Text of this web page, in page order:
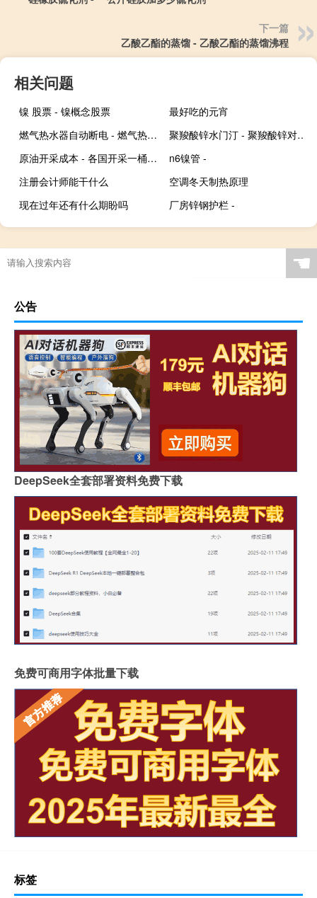
下一篇
乙酸乙酯的蒸馏 - 乙酸乙酯的蒸馏沸程
相关问题
镍 股票 - 镍概念股票
最好吃的元宵
燃气热水器自动断电 - 燃气热水器自动关电源
聚羧酸锌水门汀 - 聚羧酸锌对身体有害吗
原油开采成本 - 各国开采一桶原油成本
n6镍管 -
注册会计师能干什么
空调冬天制热原理
现在过年还有什么期盼吗
厂房锌钢护栏 -
☚
公告
DeepSeek全套部署资料免费下载
免费可商用字体批量下载
标签